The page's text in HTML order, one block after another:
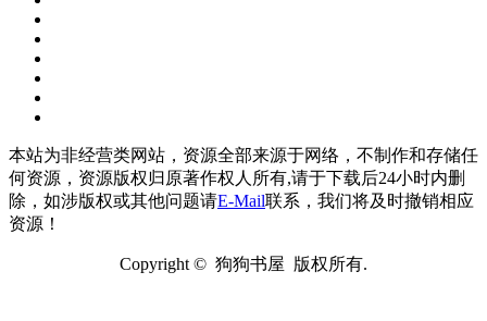
本站为非经营类网站，资源全部来源于网络，不制作和存储任
何资源，资源版权归原著作权人所有,请于下载后24小时内删
除，如涉版权或其他问题请E-Mail联系，我们将及时撤销相应
资源！
Copyright © 狗狗书屋 版权所有.